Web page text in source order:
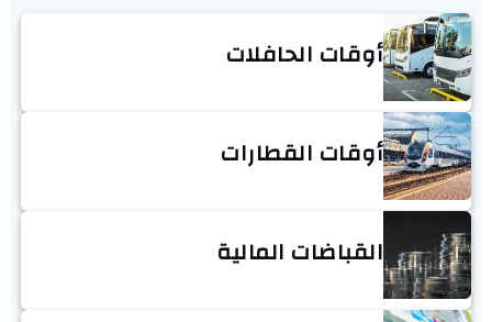
أوقات الحافلات
أوقات القطارات
القباضات المالية